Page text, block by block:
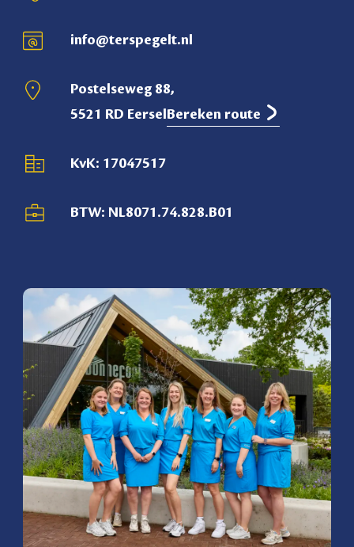
info@terspegelt.nl
Postelseweg 88,
5521 RD Eersel Bereken route
KvK: 17047517
BTW: NL8071.74.828.B01